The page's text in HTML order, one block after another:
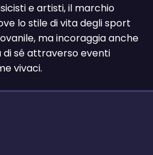
e artisti, il marchio
lo stile di vita degli sport
ma incoraggia anche
sé attraverso eventi
vivaci.